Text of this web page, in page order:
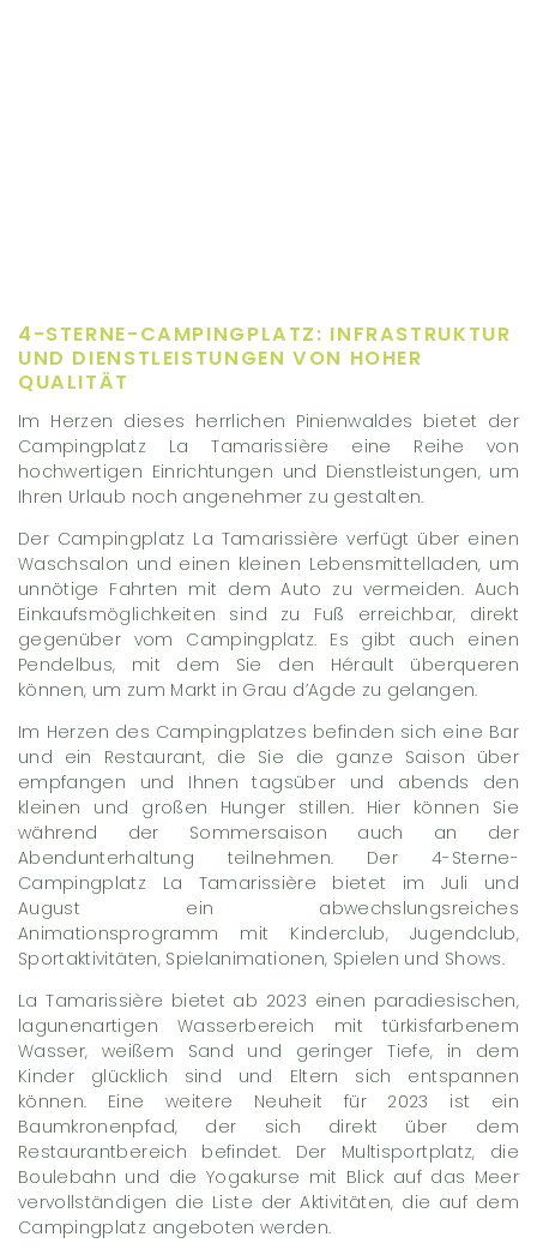
4-STERNE-CAMPINGPLATZ: INFRASTRUKTUR
UND DIENSTLEISTUNGEN VON HOHER
QUALITÄT
Im Herzen dieses herrlichen Pinienwaldes bietet der
Campingplatz La Tamarissière eine Reihe von
hochwertigen Einrichtungen und Dienstleistungen, um
Ihren Urlaub noch angenehmer zu gestalten.
Der Campingplatz La Tamarissière verfügt über einen
Waschsalon und einen kleinen Lebensmittelladen, um
unnötige Fahrten mit dem Auto zu vermeiden. Auch
Einkaufsmöglichkeiten sind zu Fuß erreichbar, direkt
gegenüber vom Campingplatz. Es gibt auch einen
Pendelbus, mit dem Sie den Hérault überqueren
können, um zum Markt in Grau d’Agde zu gelangen.
Im Herzen des Campingplatzes befinden sich eine Bar
und ein Restaurant, die Sie die ganze Saison über
empfangen und Ihnen tagsüber und abends den
kleinen und großen Hunger stillen. Hier können Sie
während der Sommersaison auch an der
Abendunterhaltung teilnehmen. Der 4-Sterne-
Campingplatz La Tamarissière bietet im Juli und
August ein abwechslungsreiches
Animationsprogramm mit Kinderclub, Jugendclub,
Sportaktivitäten, Spielanimationen, Spielen und Shows.
La Tamarissière bietet ab 2023 einen paradiesischen,
lagunenartigen Wasserbereich mit türkisfarbenem
Wasser, weißem Sand und geringer Tiefe, in dem
Kinder glücklich sind und Eltern sich entspannen
können. Eine weitere Neuheit für 2023 ist ein
Baumkronenpfad, der sich direkt über dem
Restaurantbereich befindet. Der Multisportplatz, die
Boulebahn und die Yogakurse mit Blick auf das Meer
vervollständigen die Liste der Aktivitäten, die auf dem
Campingplatz angeboten werden.